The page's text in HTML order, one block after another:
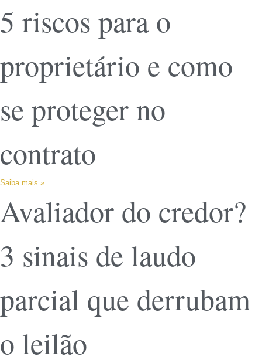
5 riscos para o
proprietário e como
se proteger no
contrato
Saiba mais »
Avaliador do credor?
3 sinais de laudo
parcial que derrubam
o leilão